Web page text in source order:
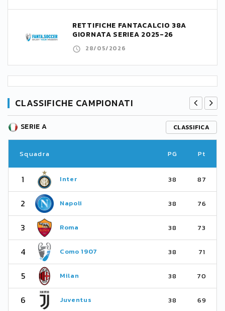
RETTIFICHE FANTACALCIO 38A
GIORNATA SERIEA 2025-26
28/05/2026
CLASSIFICHE CAMPIONATI
SERIE A CLASSIFICA
Squadra PG Pt
1 Inter 38 87
2 Napoli 38 76
3 Roma 38 73
4 Como 1907 38 71
5 Milan 38 70
6 Juventus 38 69